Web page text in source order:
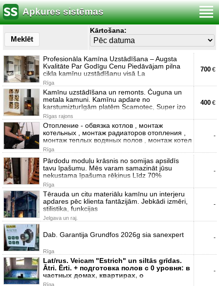
Apkures sistēmas
Meklēt
Kārtošana:
Profesionāla Kamīna Uzstādīšana – Augsta
Kvalitāte Par Godīgu Cenu Piedāvājam pilna
cikla kamīnu uzstādīšanu visā La
Rīga
700 €
Kamīnu uzstādīšana un remonts. Čuguna un
metala kamuni. Kamīnu apdare no
karstumizturīgām platēm Scamotec, Super izo
Rīgas rajons
400 €
Отопление - обвязка котлов , монтаж
котельных , монтаж радиаторов отопления ,
монтаж теплых водяных полов , монтаж котел
Rīga
-
Pārdodu moduļu krāsnis no somijas apsildīs
tavu īpašumu. Mēs varam samazināt jūsu
nekustama īpašuma rēķinus Līdz 70%
Rīga
-
Tērauda un citu materiālu kamīnu un interjeru
apdares pēc klienta fantāzijām. Jebkādi izmēri,
stilistika, funkcijas
Jelgava un raj.
-
Dab. Garantija Grundfos 2026g sia sanexpert
Rīga
-
Lat/rus. Veicam "Estrich" un siltās grīdas.
Ātri. Ērti. + подготовка полов с 0 уровня: в
частных домах, квартирах, о
Rīga
-